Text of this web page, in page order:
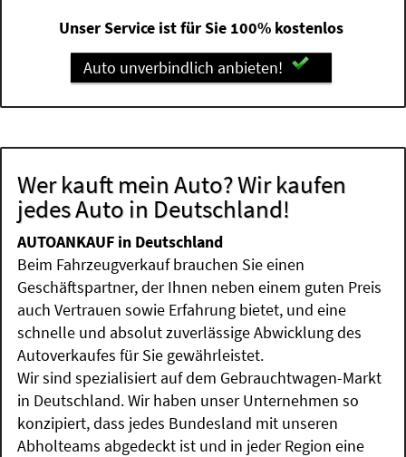
Unser Service ist für Sie 100% kostenlos
Auto unverbindlich anbieten!
Wer kauft mein Auto? Wir kaufen
jedes Auto in Deutschland!
AUTOANKAUF in Deutschland
Beim Fahrzeugverkauf brauchen Sie einen
Geschäftspartner, der Ihnen neben einem guten Preis
auch Vertrauen sowie Erfahrung bietet, und eine
schnelle und absolut zuverlässige Abwicklung des
Autoverkaufes für Sie gewährleistet.
Wir sind spezialisiert auf dem Gebrauchtwagen-Markt
in Deutschland. Wir haben unser Unternehmen so
konzipiert, dass jedes Bundesland mit unseren
Abholteams abgedeckt ist und in jeder Region eine